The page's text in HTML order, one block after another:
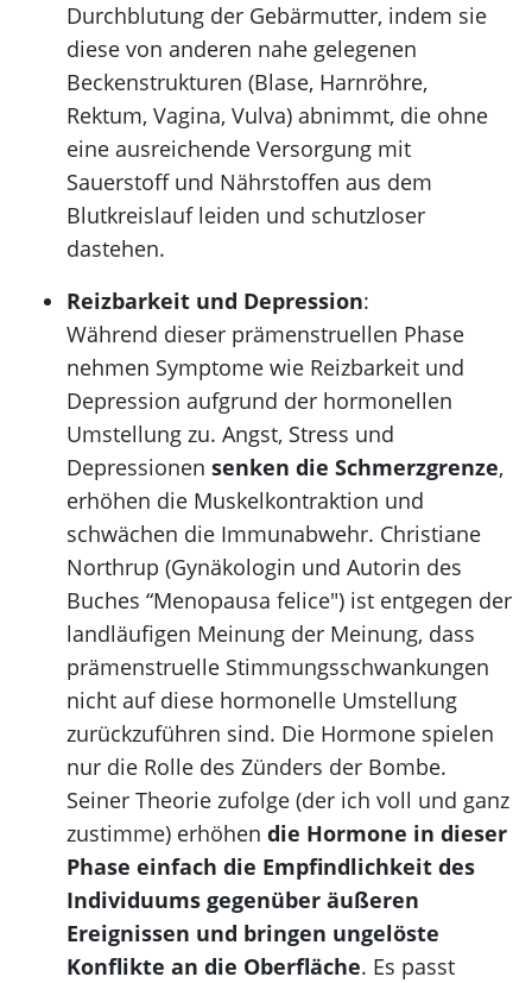
Durchblutung der Gebärmutter, indem sie
diese von anderen nahe gelegenen
Beckenstrukturen (Blase, Harnröhre,
Rektum, Vagina, Vulva) abnimmt, die ohne
eine ausreichende Versorgung mit
Sauerstoff und Nährstoffen aus dem
Blutkreislauf leiden und schutzloser
dastehen.
Reizbarkeit und Depression:
Während dieser prämenstruellen Phase
nehmen Symptome wie Reizbarkeit und
Depression aufgrund der hormonellen
Umstellung zu. Angst, Stress und
Depressionen senken die Schmerzgrenze,
erhöhen die Muskelkontraktion und
schwächen die Immunabwehr. Christiane
Northrup (Gynäkologin und Autorin des
Buches “Menopausa felice") ist entgegen der
landläufigen Meinung der Meinung, dass
prämenstruelle Stimmungsschwankungen
nicht auf diese hormonelle Umstellung
zurückzuführen sind. Die Hormone spielen
nur die Rolle des Zünders der Bombe.
Seiner Theorie zufolge (der ich voll und ganz
zustimme) erhöhen die Hormone in dieser
Phase einfach die Empfindlichkeit des
Individuums gegenüber äußeren
Ereignissen und bringen ungelöste
Konflikte an die Oberfläche. Es passt